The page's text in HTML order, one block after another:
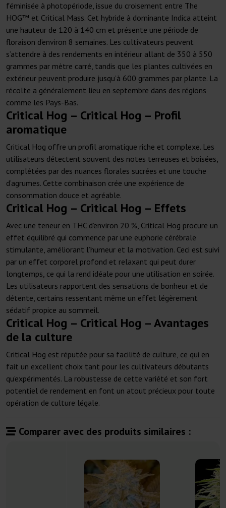
féminisée à photopériode, issue du croisement entre The
HOG™ et Critical Mass. Cet hybride à dominante Indica atteint
une hauteur de 120 à 140 cm et présente une période de
floraison d’environ 8 semaines. Les cultivateurs peuvent
s’attendre à des rendements en intérieur allant de 350 à 550
grammes par mètre carré, tandis que les plantes cultivées en
extérieur peuvent produire jusqu’à 600 grammes par plante. La
récolte a généralement lieu en septembre dans des régions
comme les Pays-Bas.
Critical Hog – Critical Hog – Profil
aromatique
Critical Hog offre un profil aromatique riche et complexe. Les
utilisateurs détectent souvent des notes terreuses et boisées,
complétées par des nuances florales sucrées et une touche
d’agrumes. Cette combinaison crée une expérience de
consommation douce et agréable.
Critical Hog – Critical Hog – Effets
Avec une teneur en THC d’environ 20 %, Critical Hog procure un
effet équilibré qui commence par une euphorie cérébrale
stimulante, améliorant l’humeur et la motivation. Ceci est suivi
par un effet corporel profond et relaxant qui peut durer
longtemps, ce qui la rend idéale pour une utilisation en soirée.
Les utilisateurs rapportent des sensations de bonheur et de
détente, certains ressentant même un effet légèrement
sédatif propice au sommeil.
Critical Hog – Critical Hog – Avantages
de la culture
Critical Hog est réputée pour sa facilité de culture, ce qui en
fait un excellent choix tant pour les cultivateurs débutants
qu’expérimentés. La robustesse de cette variété et son fort
potentiel de rendement en font un atout précieux pour toute
opération de culture légale.
Comparer avec des produits similaires :